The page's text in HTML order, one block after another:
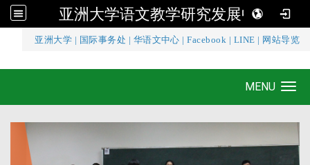
亚洲大学语文教学研究发展中心
亚洲大学 国际事务处 华语文中心 |Facebook LINE 网站导览
亚洲大学语文教学研究发展中心
MENU